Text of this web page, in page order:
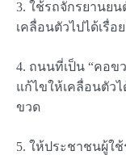
3. ใช้รถจักรยานย
เคลื่อนตัวไปได้เรื่อ
4. ถนนที่เป็น “คอข
แก้ไขให้เคลื่อนตัวไ
ขวด
5. ให้ประชาชนผู้ใ